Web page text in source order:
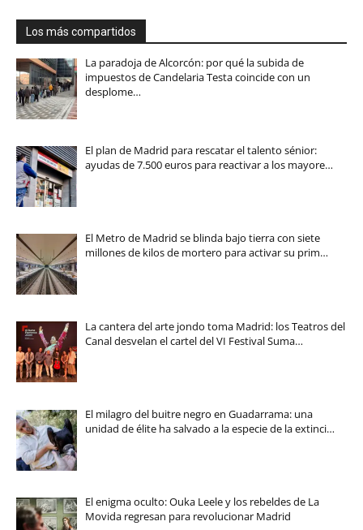
Los más compartidos
La paradoja de Alcorcón: por qué la subida de
impuestos de Candelaria Testa coincide con un
desplome…
El plan de Madrid para rescatar el talento sénior:
ayudas de 7.500 euros para reactivar a los mayore…
El Metro de Madrid se blinda bajo tierra con siete
millones de kilos de mortero para activar su prim…
La cantera del arte jondo toma Madrid: los Teatros del
Canal desvelan el cartel del VI Festival Suma…
El milagro del buitre negro en Guadarrama: una
unidad de élite ha salvado a la especie de la extinci…
El enigma oculto: Ouka Leele y los rebeldes de La
Movida regresan para revolucionar Madrid